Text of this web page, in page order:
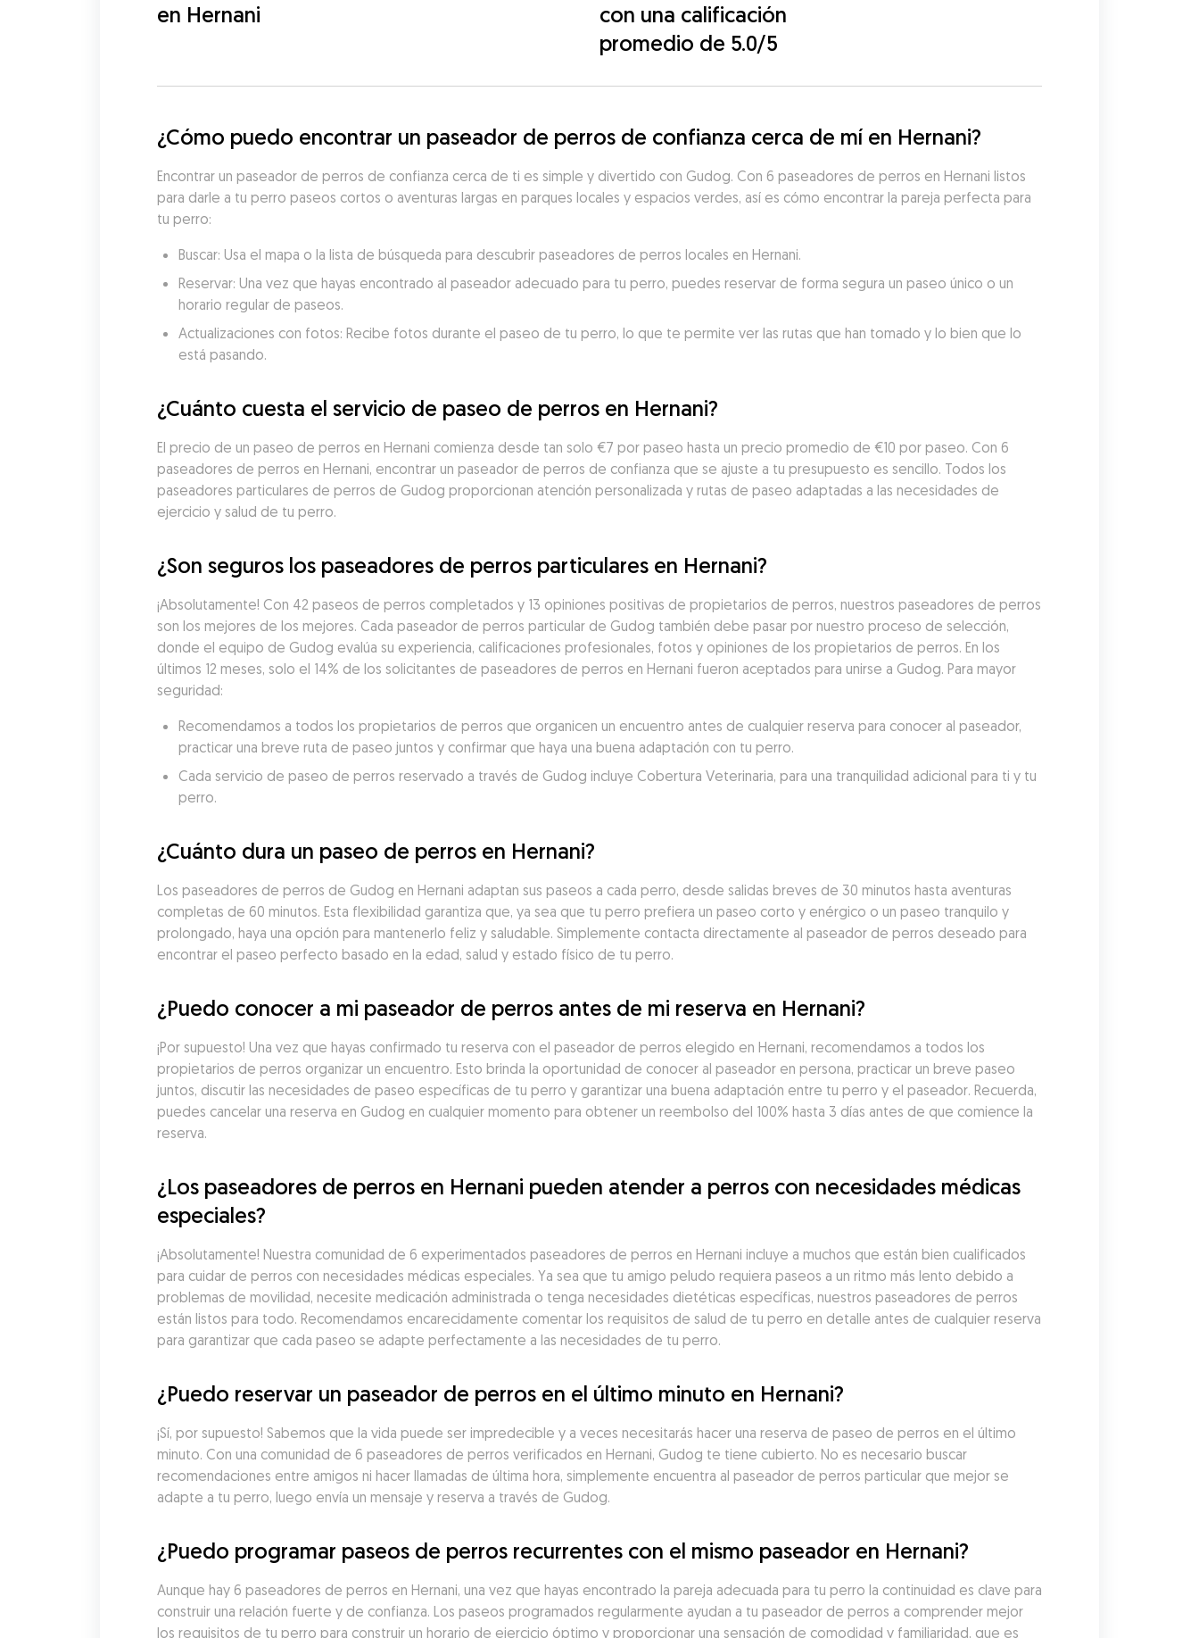
en Hernani
con una calificación
promedio de 5.0/5
¿Cómo puedo encontrar un paseador de perros de confianza cerca de mí en Hernani?
Encontrar un paseador de perros de confianza cerca de ti es simple y divertido con Gudog. Con 6 paseadores de perros en Hernani listos
para darle a tu perro paseos cortos o aventuras largas en parques locales y espacios verdes, así es cómo encontrar la pareja perfecta para
tu perro:
Buscar: Usa el mapa o la lista de búsqueda para descubrir paseadores de perros locales en Hernani.
Reservar: Una vez que hayas encontrado al paseador adecuado para tu perro, puedes reservar de forma segura un paseo único o un
horario regular de paseos.
Actualizaciones con fotos: Recibe fotos durante el paseo de tu perro, lo que te permite ver las rutas que han tomado y lo bien que lo
está pasando.
¿Cuánto cuesta el servicio de paseo de perros en Hernani?
El precio de un paseo de perros en Hernani comienza desde tan solo €7 por paseo hasta un precio promedio de €10 por paseo. Con 6
paseadores de perros en Hernani, encontrar un paseador de perros de confianza que se ajuste a tu presupuesto es sencillo. Todos los
paseadores particulares de perros de Gudog proporcionan atención personalizada y rutas de paseo adaptadas a las necesidades de
ejercicio y salud de tu perro.
¿Son seguros los paseadores de perros particulares en Hernani?
¡Absolutamente! Con 42 paseos de perros completados y 13 opiniones positivas de propietarios de perros, nuestros paseadores de perros
son los mejores de los mejores. Cada paseador de perros particular de Gudog también debe pasar por nuestro proceso de selección,
donde el equipo de Gudog evalúa su experiencia, calificaciones profesionales, fotos y opiniones de los propietarios de perros. En los
últimos 12 meses, solo el 14% de los solicitantes de paseadores de perros en Hernani fueron aceptados para unirse a Gudog. Para mayor
seguridad:
Recomendamos a todos los propietarios de perros que organicen un encuentro antes de cualquier reserva para conocer al paseador,
practicar una breve ruta de paseo juntos y confirmar que haya una buena adaptación con tu perro.
Cada servicio de paseo de perros reservado a través de Gudog incluye Cobertura Veterinaria, para una tranquilidad adicional para ti y tu
perro.
¿Cuánto dura un paseo de perros en Hernani?
Los paseadores de perros de Gudog en Hernani adaptan sus paseos a cada perro, desde salidas breves de 30 minutos hasta aventuras
completas de 60 minutos. Esta flexibilidad garantiza que, ya sea que tu perro prefiera un paseo corto y enérgico o un paseo tranquilo y
prolongado, haya una opción para mantenerlo feliz y saludable. Simplemente contacta directamente al paseador de perros deseado para
encontrar el paseo perfecto basado en la edad, salud y estado físico de tu perro.
¿Puedo conocer a mi paseador de perros antes de mi reserva en Hernani?
¡Por supuesto! Una vez que hayas confirmado tu reserva con el paseador de perros elegido en Hernani, recomendamos a todos los
propietarios de perros organizar un encuentro. Esto brinda la oportunidad de conocer al paseador en persona, practicar un breve paseo
juntos, discutir las necesidades de paseo específicas de tu perro y garantizar una buena adaptación entre tu perro y el paseador. Recuerda,
puedes cancelar una reserva en Gudog en cualquier momento para obtener un reembolso del 100% hasta 3 días antes de que comience la
reserva.
¿Los paseadores de perros en Hernani pueden atender a perros con necesidades médicas
especiales?
¡Absolutamente! Nuestra comunidad de 6 experimentados paseadores de perros en Hernani incluye a muchos que están bien cualificados
para cuidar de perros con necesidades médicas especiales. Ya sea que tu amigo peludo requiera paseos a un ritmo más lento debido a
problemas de movilidad, necesite medicación administrada o tenga necesidades dietéticas específicas, nuestros paseadores de perros
están listos para todo. Recomendamos encarecidamente comentar los requisitos de salud de tu perro en detalle antes de cualquier reserva
para garantizar que cada paseo se adapte perfectamente a las necesidades de tu perro.
¿Puedo reservar un paseador de perros en el último minuto en Hernani?
¡Sí, por supuesto! Sabemos que la vida puede ser impredecible y a veces necesitarás hacer una reserva de paseo de perros en el último
minuto. Con una comunidad de 6 paseadores de perros verificados en Hernani, Gudog te tiene cubierto. No es necesario buscar
recomendaciones entre amigos ni hacer llamadas de última hora, simplemente encuentra al paseador de perros particular que mejor se
adapte a tu perro, luego envía un mensaje y reserva a través de Gudog.
¿Puedo programar paseos de perros recurrentes con el mismo paseador en Hernani?
Aunque hay 6 paseadores de perros en Hernani, una vez que hayas encontrado la pareja adecuada para tu perro la continuidad es clave para
construir una relación fuerte y de confianza. Los paseos programados regularmente ayudan a tu paseador de perros a comprender mejor
los requisitos de tu perro para construir un horario de ejercicio óptimo y proporcionar una sensación de comodidad y familiaridad, que es